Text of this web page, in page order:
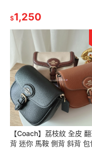
$1,250
【Coach】荔枝紋 全皮
背 迷你 馬鞍 側背 斜背 包